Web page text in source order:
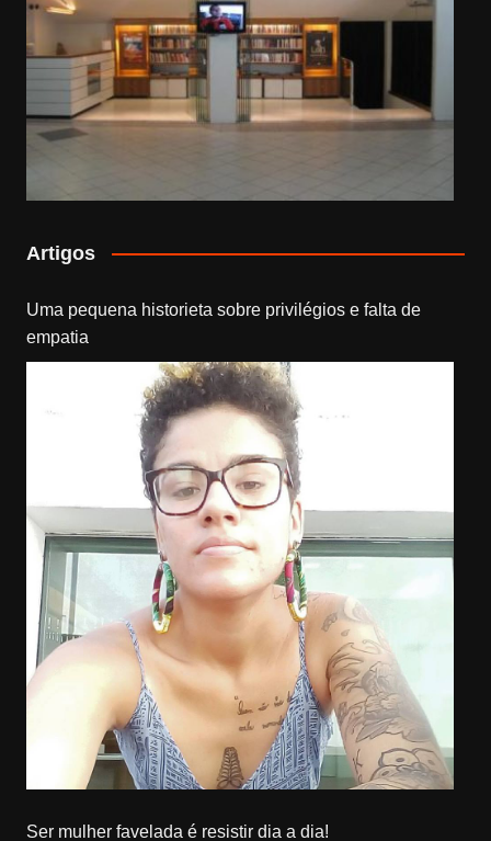
Artigos
Uma pequena historieta sobre privilégios e falta de
empatia
Ser mulher favelada é resistir dia a dia!